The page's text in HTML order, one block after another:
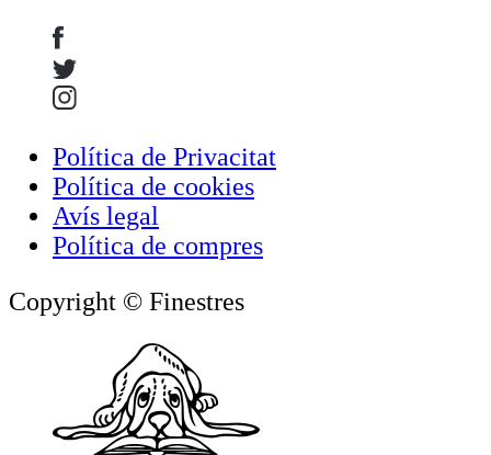
Política de Privacitat
Política de cookies
Avís legal
Política de compres
Copyright © Finestres